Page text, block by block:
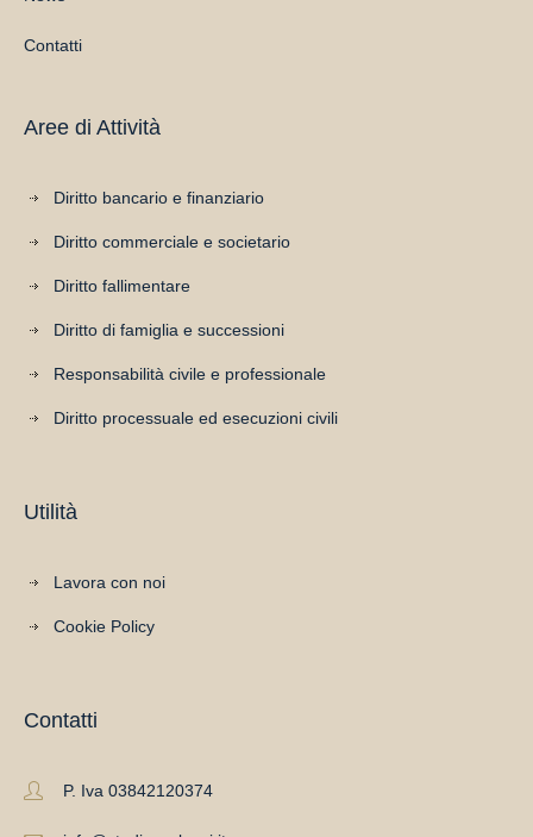
Contatti
Aree di Attività
Diritto bancario e finanziario
Diritto commerciale e societario
Diritto fallimentare
Diritto di famiglia e successioni
Responsabilità civile e professionale
Diritto processuale ed esecuzioni civili
Utilità
Lavora con noi
Cookie Policy
Contatti
P. Iva 03842120374